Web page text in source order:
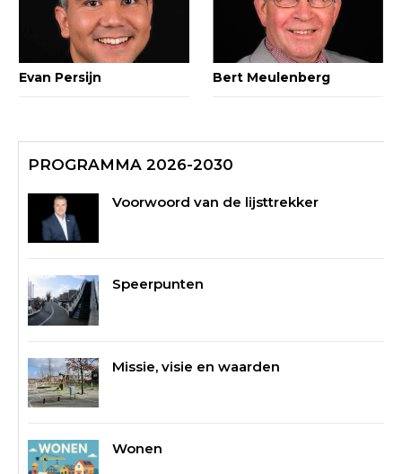
Evan Persijn Bert Meulenberg
PROGRAMMA 2026-2030
Voorwoord van de lijsttrekker
Speerpunten
Missie, visie en waarden
Wonen